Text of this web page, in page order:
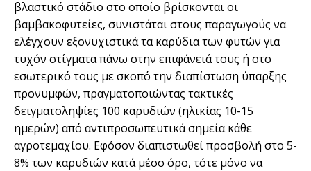
βλαστικό στάδιο στο οποίο βρίσκονται οι
βαμβακοφυτείες, συνιστάται στους παραγωγούς να
ελέγχουν εξονυχιστικά τα καρύδια των φυτών για
τυχόν στίγματα πάνω στην επιφάνειά τους ή στο
εσωτερικό τους με σκοπό την διαπίστωση ύπαρξης
προνυμφών, πραγματοποιώντας τακτικές
δειγματοληψίες 100 καρυδιών (ηλικίας 10-15
ημερών) από αντιπροσωπευτικά σημεία κάθε
αγροτεμαχίου. Εφόσον διαπιστωθεί προσβολή στο 5-
8% των καρυδιών κατά μέσο όρο, τότε μόνο να